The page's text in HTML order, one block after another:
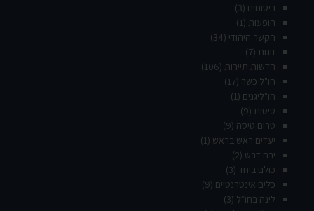
ביטוחים (3)
הופעות (1)
הקשר היהודי (34)
זוגות (7)
חדשות תיירות (106)
חו"ל כשר (17)
חו"ליגנים (1)
טיסות (9)
טרום טיסה (9)
יעדים ראש בראש (1)
ירח דבש (2)
כולם ביחד (3)
כלים אינטרנטיים (9)
לינה בחו״ל (3)